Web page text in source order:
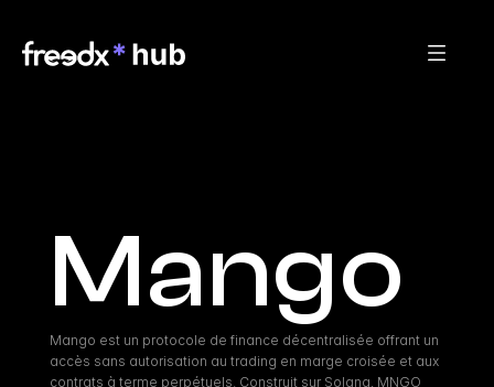
Mango
Mango est un protocole de finance décentralisée offrant un
accès sans autorisation au trading en marge croisée et aux
contrats à terme perpétuels. Construit sur Solana, MNGO